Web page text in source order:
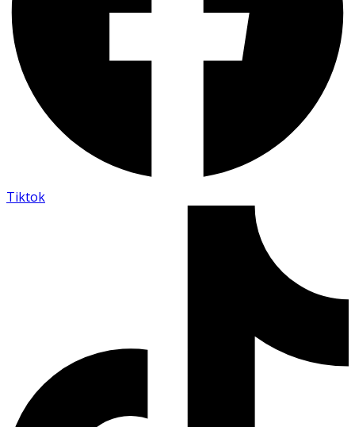
Tiktok